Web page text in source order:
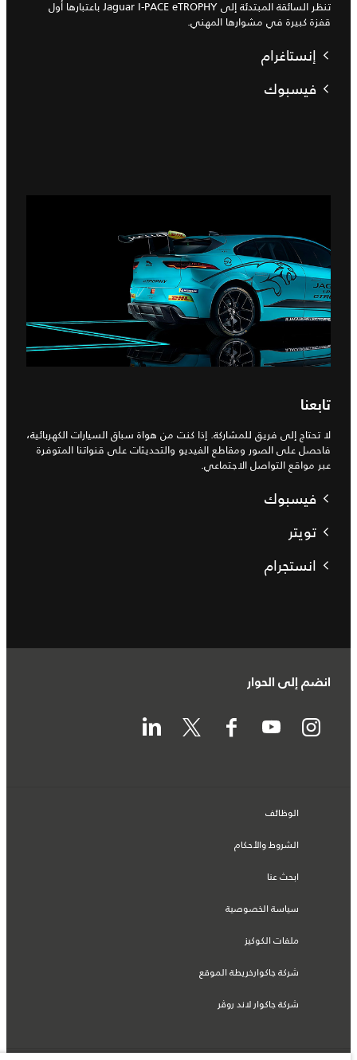
تنظر السائقة المبتدئة إلى Jaguar I‑PACE eTROPHY باعتبارها أول
قفزة كبيرة في مشوارها المهني.
إنستاغرام
فيسبوك
تابعنا
لا تحتاج إلى فريق للمشاركة. إذا كنت من هواة سباق السيارات الكهربائية،
فاحصل على الصور ومقاطع الفيديو والتحديثات على قنواتنا المتوفرة
عبر مواقع التواصل الاجتماعي.
فيسبوك
تويتر
انستجرام
انضم إلى الحوار
الوظائف
الشروط والأحكام
ابحث عنا
سياسة الخصوصية
ملفات الكوكيز
شركة جاكوارخريطة الموقع
شركة جاكوار لاند روڤر